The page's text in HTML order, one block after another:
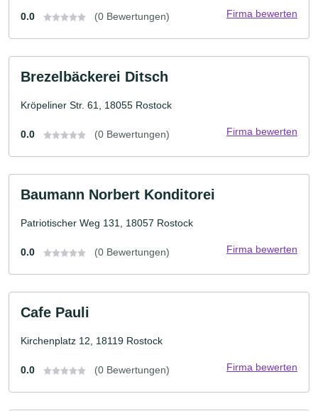
0.0 (0 Bewertungen) Firma bewerten
Brezelbäckerei Ditsch
Kröpeliner Str. 61, 18055 Rostock
0.0 (0 Bewertungen) Firma bewerten
Baumann Norbert Konditorei
Patriotischer Weg 131, 18057 Rostock
0.0 (0 Bewertungen) Firma bewerten
Cafe Pauli
Kirchenplatz 12, 18119 Rostock
0.0 (0 Bewertungen) Firma bewerten